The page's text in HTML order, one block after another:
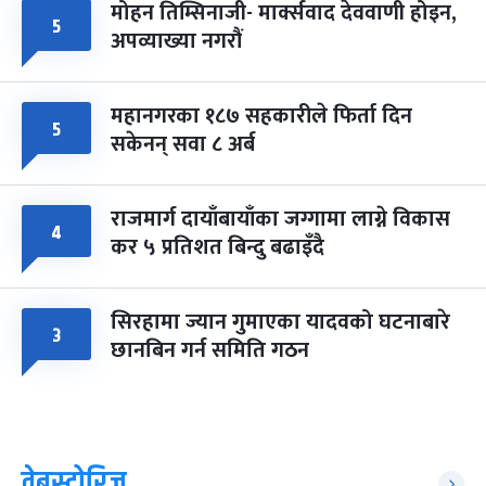
५ मोहन तिम्सिनाजी- मार्क्सवाद देववाणी होइन,
अपव्याख्या नगरौं
५ महानगरका १८७ सहकारीले फिर्ता दिन
सकेनन् सवा ८ अर्ब
४ राजमार्ग दायाँबायाँका जग्गामा लाग्ने विकास
कर ५ प्रतिशत बिन्दु बढाइँदै
३ सिरहामा ज्यान गुमाएका यादवको घटनाबारे
छानबिन गर्न समिति गठन